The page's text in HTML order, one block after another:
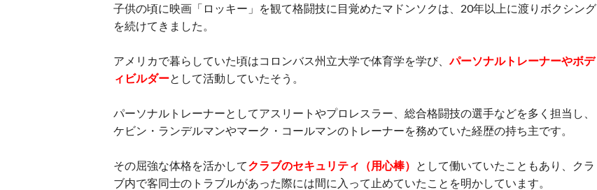
子供の頃に映画「ロッキー」を観て格闘技に目覚めたマドンソクは、20年以上に渡りボクシング
を続けてきました。
アメリカで暮らしていた頃はコロンバス州立大学で体育学を学び、 パーソナルトレーナーやボデ
ィビルダーとして活動していたそう。
パーソナルトレーナーとしてアスリートやプロレスラー、総合格闘技の選手などを多く担当し、
ケビン・ランデルマンやマーク・コールマンのトレーナーを務めていた経歴の持ち主です。
その屈強な体格を活かしてクラブのセキュリティ（用心棒）
として働いていたこともあり、クラ
ブ内で客同士のトラブルがあった際には間に入って止めていたことを明かしています。